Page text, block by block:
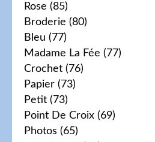
Rose (85)
Broderie (80)
Bleu (77)
Madame La Fée (77)
Crochet (76)
Papier (73)
Petit (73)
Point De Croix (69)
Photos (65)